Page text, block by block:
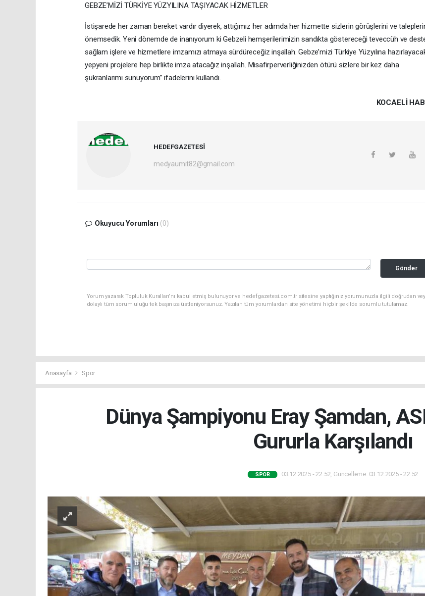
GEBZE’MİZİ TÜRKİYE YÜZYILINA TAŞIYACAK HİZMETLER
İstişarede her zaman bereket vardır diyerek, attığımız her adımda her hizmette sizlerin görüşlerini ve
önemsedik. Yeni dönemde de inanıyorum ki Gebzeli hemşerilerimizin sandıkta göstereceği teveccüh ve
sağlam işlere ve hizmetlere imzamızı atmaya sürdüreceğiz inşallah. Gebze’mizi Türkiye Yüzyılına
yepyeni projelere hep birlikte imza atacağız inşallah. Misafirperverliğinizden ötürü sizlere bir kez daha
şükranlarımı sunuyorum” ifadelerini kullandı.
KOCAELI
HEDEFGAZETESİ
medyaumit82@gmail.com
Okuyucu Yorumları (0)
Gönder
Yorum yazarak Topluluk Kuralları’nı kabul etmiş bulunuyor ve hedefgazetesi.com.tr sitesine yaptığınız yorumunuzla ilgili doğrudan
dolaylı tüm sorumluluğu tek başınıza üstleniyorsunuz. Yazılan tüm yorumlardan site yönetimi hiçbir şekilde sorumlu tutulamaz.
Anasayfa Spor
Dünya Şampiyonu Eray Şamdan,
Gururla Karşılandı
SPOR 03.12.2025 - 22:52, Güncelleme: 03.12.2025 - 22:52